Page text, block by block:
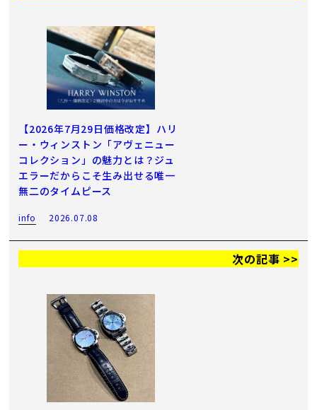
【2026年7月29日価格改定】ハリ
ー・ウィンストン「アヴェニュー
コレクション」の魅力とは？ジュ
エラーだからこそ生み出せる唯一
無二のタイムピース
info 2026.07.08
次の記事 >>